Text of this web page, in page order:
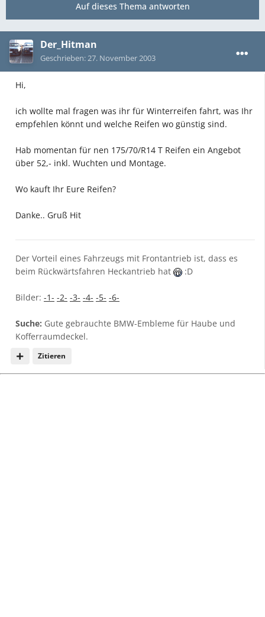
Auf dieses Thema antworten
Der_Hitman
Geschrieben:27. November 2003
Hi,
ich wollte mal fragen was ihr für Winterreifen fahrt, was Ihr
empfehlen könnt und welche Reifen wo günstig sind.
Hab momentan für nen 175/70/R14 T Reifen ein Angebot
über 52,- inkl. Wuchten und Montage.
Wo kauft Ihr Eure Reifen?
Danke.. Gruß Hit
Zitieren
Der Vorteil eines Fahrzeugs mit Frontantrieb ist, dass es
beim Rückwärtsfahren Heckantrieb hat
:D
Bilder: -1- -2- -3- -4- -5- -6-
Suche: Gute gebrauchte BMW-Embleme für Haube und
Kofferraumdeckel.